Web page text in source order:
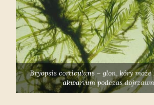
Bryopsis corticulans– glon, kóry może
akwarium podczas